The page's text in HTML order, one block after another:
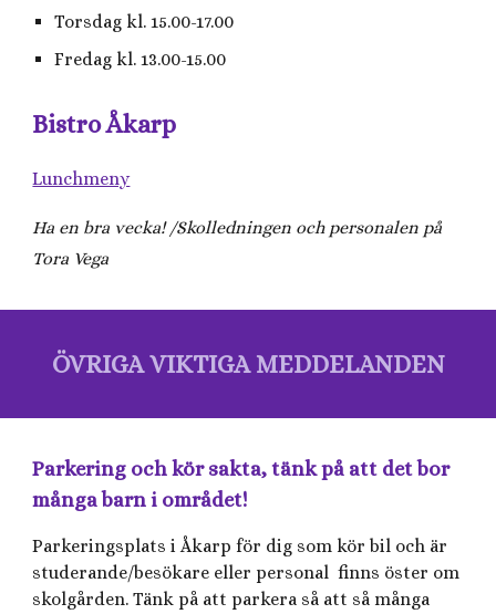
Torsdag kl. 15.00-17.00
Fredag kl. 13.00-15.00
Bistro Åkarp
Lunchmeny
Ha en bra vecka! /Skolledningen och personalen på
Tora Vega
ÖVRIGA VIKTIGA MEDDELANDEN
Parkering och kör sakta, tänk på att det bor
många barn i området!
Parkeringsplats i Åkarp för dig som kör bil och är
studerande/besökare eller personal finns öster om
skolgården. Tänk på att parkera så att så många